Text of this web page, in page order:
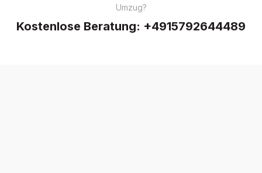
Umzug?
Kostenlose Beratung: +4915792644489